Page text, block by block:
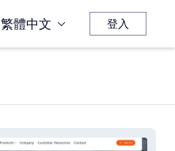
繁體中文 登入